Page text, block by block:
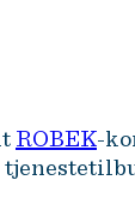
ROBEK-